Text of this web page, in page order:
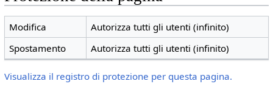
Modifica
Autorizza tutti gli utenti (infinito)
Spostamento
Autorizza tutti gli utenti (infinito)
Visualizza il registro di protezione per questa pagina.